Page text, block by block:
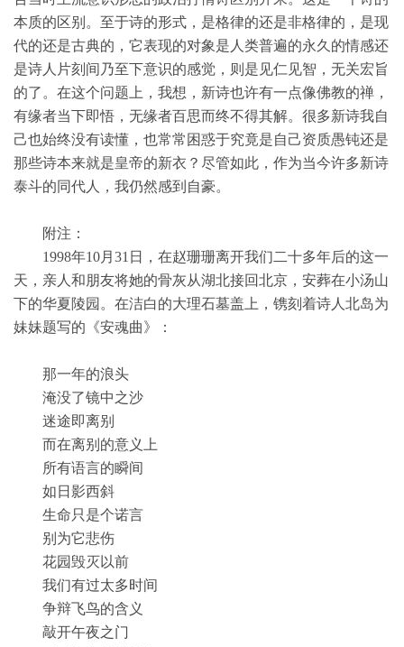
本质的区别。至于诗的形式，是格律的还是非格律的，是现
代的还是古典的，它表现的对象是人类普遍的永久的情感还
是诗人片刻间乃至下意识的感觉，则是见仁见智，无关宏旨
的了。在这个问题上，我想，新诗也许有一点像佛教的禅，
有缘者当下即悟，无缘者百思而终不得其解。很多新诗我自
己也始终没有读懂，也常常困惑于究竟是自己资质愚钝还是
那些诗本来就是皇帝的新衣？尽管如此，作为当今许多新诗
泰斗的同代人，我仍然感到自豪。
附注：
1998年10月31日，在赵珊珊离开我们二十多年后的这一
天，亲人和朋友将她的骨灰从湖北接回北京，安葬在小汤山
下的华夏陵园。在洁白的大理石墓盖上，镌刻着诗人北岛为
妹妹题写的《安魂曲》：
那一年的浪头
淹没了镜中之沙
迷途即离别
而在离别的意义上
所有语言的瞬间
如日影西斜
生命只是个诺言
别为它悲伤
花园毁灭以前
我们有过太多时间
争辩飞鸟的含义
敲开午夜之门